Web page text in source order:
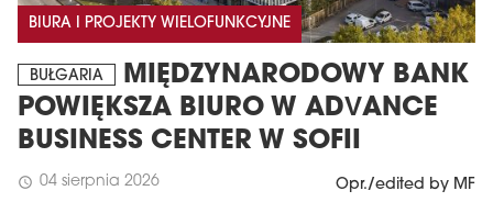
BIURA I PROJEKTY WIELOFUNKCYJNE
BUŁGARIA
MIĘDZYNARODOWY BANK
POWIĘKSZA BIURO W ADVANCE
BUSINESS CENTER W SOFII
schedule 04 sierpnia 2026 Opr./edited by MF